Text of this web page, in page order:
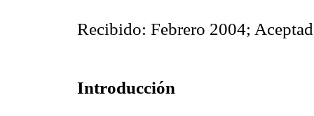
Recibido: Febrero 2004;
Introducción